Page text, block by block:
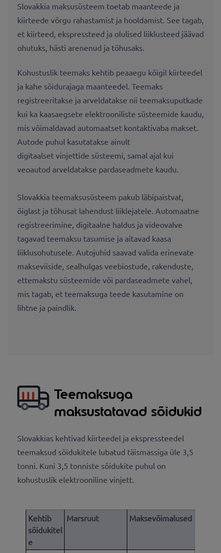
Slovakkia maksusüsteem toetab maanteede ja
kiirteede võrgu rahastamist ja hooldamist. See tagab,
et kiirteed, ekspressteed ja olulised liiklusteed jäävad
ohutuks, hästi arenenud ja tõhusaks.
Kohustuslik teemaks kehtib peaaegu kõigil kiirteedel
ja kahe sõidurajaga maanteedel. Teemaks
registreeritakse ja arveldatakse nii teemaksuputkade
kui ka kaasaegsete elektrooniliste süsteemide kaudu,
mis võimaldavad automaatset kontaktivaba makset.
Autode puhul kasutatakse ainult
digitaalset vinjettide süsteemi, samal ajal kui
veoautod arveldatakse pardaseadmete kaudu.
Slovakkia teemaksusüsteem pakub läbipaistvat,
õiglast ja tõhusat lahendust liiklejatele. Automaatne
registreerimine, digitaalne haldus ja videovalve
tagavad teemaksu tasumise ja aitavad kaasa
liiklusohutusele. Autojuhid saavad valida erinevate
makseviiside, sealhulgas veebiostude, rakenduste,
ettemakstu süsteemide või pardaseadmete vahel,
mis tagab, et teemaksuga teede kasutamine on
lihtne ja paindlik.
Teemaksuga
maksustatavad sõidukid
Slovakkias kehtivad kiirteedel ja ekspressteedel
teemaksud sõidukitele lubatud täismassiga üle 3,5
tonni. Kuni 3,5 tonniste sõidukite puhul on
kohustuslik elektrooniline vinjett.
Kehtib
sõidukitel
e
Marsruut Maksevõimalused